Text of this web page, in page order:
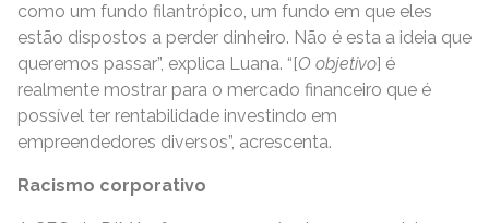
como um fundo filantrópico, um fundo em que eles
estão dispostos a perder dinheiro. Não é esta a ideia que
queremos passar”, explica Luana. “[O objetivo] é
realmente mostrar para o mercado financeiro que é
possível ter rentabilidade investindo em
empreendedores diversos”, acrescenta.
Racismo corporativo